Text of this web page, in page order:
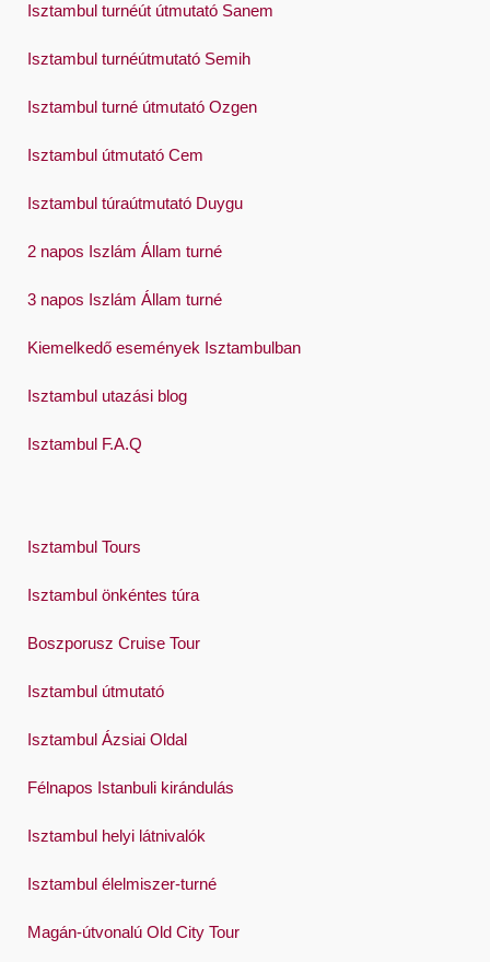
Español
Swedish
Türkçe
Isztambul turnéút útmutató Sanem
Isztambul turnéútmutató Semih
Isztambul turné útmutató Ozgen
Isztambul útmutató Cem
Isztambul túraútmutató Duygu
2 napos Iszlám Állam turné
3 napos Iszlám Állam turné
Kiemelkedő események Isztambulban
Isztambul utazási blog
Isztambul F.A.Q
Isztambul Tours
Isztambul önkéntes túra
Boszporusz Cruise Tour
Isztambul útmutató
Isztambul Ázsiai Oldal
Félnapos Istanbuli kirándulás
Isztambul helyi látnivalók
Isztambul élelmiszer-turné
Magán-útvonalú Old City Tour